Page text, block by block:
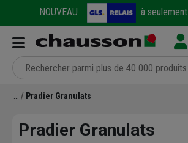
NOUVEAU : à seulement
Pradier Granulats
Pradier Granulats